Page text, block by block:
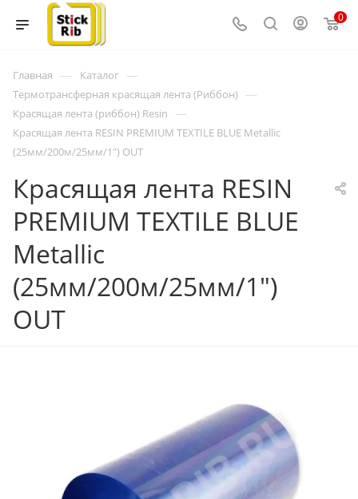
0
Главная — Каталог —
Термотрансферная красящая лента (Риббон) —
Красящая лента (риббон) Resin —
Красящая лента RESIN PREMIUM TEXTILE BLUE Metallic
(25мм/200м/25мм/1") OUT
Красящая лента RESIN
PREMIUM TEXTILE BLUE
Metallic
(25мм/200м/25мм/1")
OUT